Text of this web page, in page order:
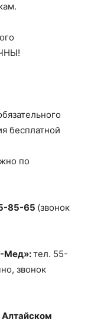
бесплатной
по
85-65 (звонок
Мед»:тел. 55-
звонок